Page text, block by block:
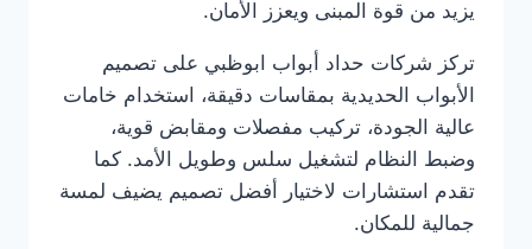
يزيد من قوة المبنى ويعزز الأمان.
تركز شركات حداد أبواب ابوظبي على تصميم
الأبواب الحديدية بمقاسات دقيقة، استخدام خامات
عالية الجودة، تركيب مفصلات ومقابض قوية،
وضبط النظام لتشغيل سلس وطويل الأمد. كما
تقدم استشارات لاختيار أفضل تصميم يضيف لمسة
جمالية للمكان.